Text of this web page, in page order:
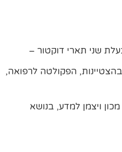
שני תארי דוקטור –
הפקולטה לרפואה,
ויצמן למדע, בנושא